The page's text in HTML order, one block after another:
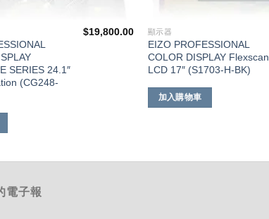
SERIES 24.1″
(CG248-
$19,800.00 顯示器
EIZO PROFESSIONAL
COLOR DISPLAY Flexscan
LCD 17″ (S1703-H-BK)
加入購物車
電子報